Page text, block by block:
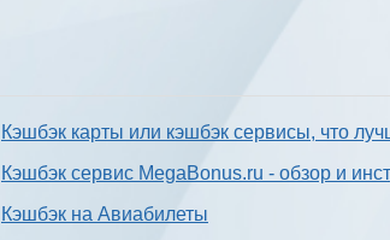
Кэшбэк карты или кэшбэк сервисы, что
Кэшбэк сервис MegaBonus.ru - обзор и
Кэшбэк на Авиабилеты